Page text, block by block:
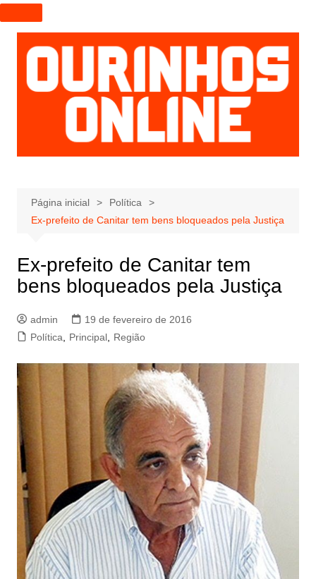
I
r
p
a
r
a
e
ú
Página inicial
Política
Ex-prefeito de Canitar tem bens bloqueados pela Justiça
Ex-prefeito de Canitar tem
bens bloqueados pela Justiça
admin
19 de fevereiro de 2016
Política
Principal, Região